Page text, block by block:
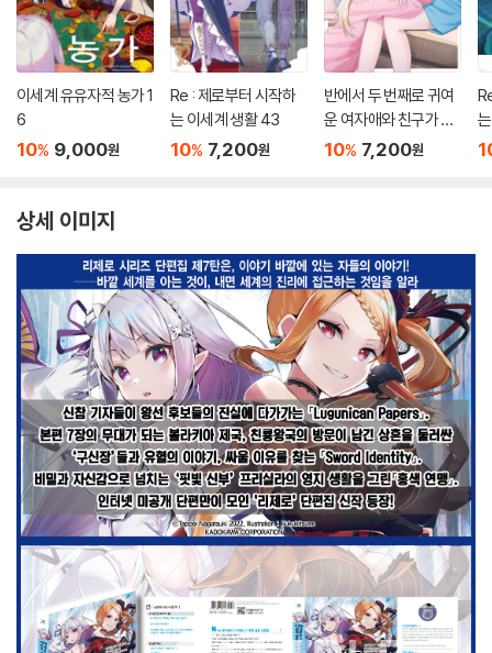
이세계 유유자적 농가 1
6
10% 9,000원
Re : 제로부터 시작하
는 이세계 생활 43
10% 7,200원
반에서 두 번째로 귀여
운 여자애와 친구가 되
었다 7.5
10% 7,200원
상세 이미지